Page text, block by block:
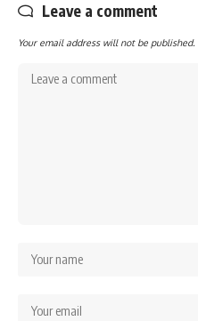
Leave a comment
Your email address will not be published.